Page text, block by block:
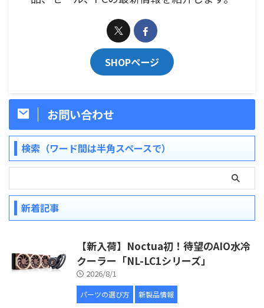
SHOPページ
お問い合わせ
検索（ワード間は半角スペースで）
新着記事
【新入荷】Noctua初！待望のAIO水冷
クーラー「NL-LC1シリーズ」
2026/8/1
パーツの選び方 新製品情報